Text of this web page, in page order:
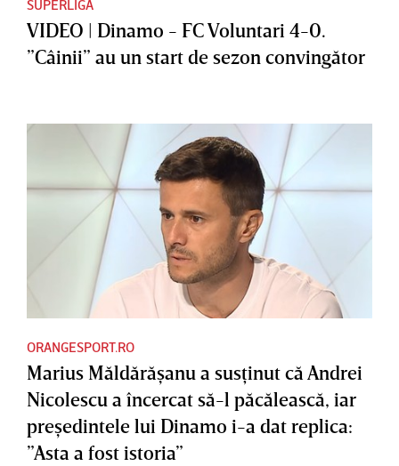
SUPERLIGA
VIDEO | Dinamo - FC Voluntari 4-0.
”Câinii” au un start de sezon convingător
ORANGESPORT.RO
Marius Măldărăşanu a susţinut că Andrei
Nicolescu a încercat să-l păcălească, iar
preşedintele lui Dinamo i-a dat replica:
”Asta a fost istoria”